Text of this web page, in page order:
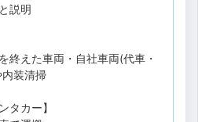
説明
終えた車両・自社車両(代車・
装清掃
タカー】